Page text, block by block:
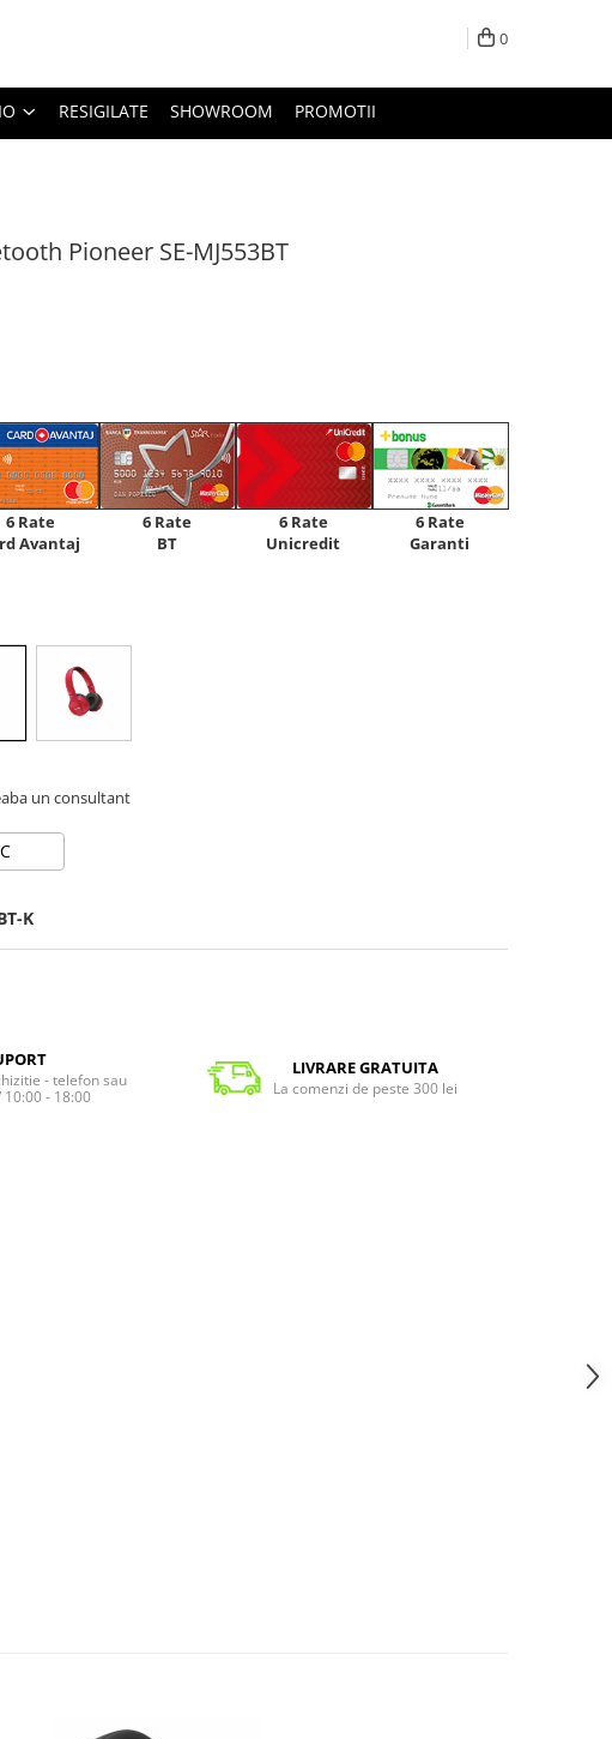
0
RESIGILATE SHOWROOM PROMOTII
Pioneer SE-MJ553BT
6 Rate
Avantaj
6 Rate
BT
6 Rate
Unicredit
6 Rate
Garanti
un consultant
K
- telefon sau
10:00 - 18:00
LIVRARE GRATUITA
La comenzi de peste 300 lei